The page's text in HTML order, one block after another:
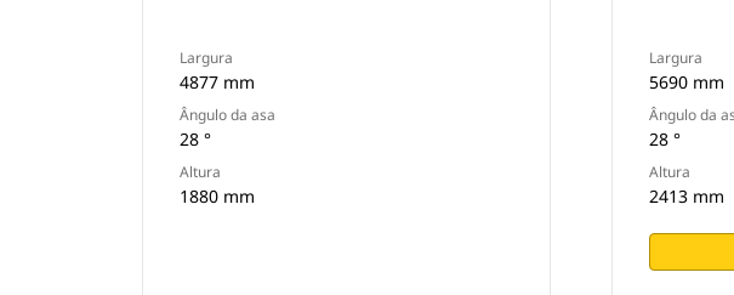
Largura
4877 mm
Ângulo da asa
28 °
Altura
1880 mm
Largura
5690 mm
Ângulo da
28 °
Altura
2413 mm